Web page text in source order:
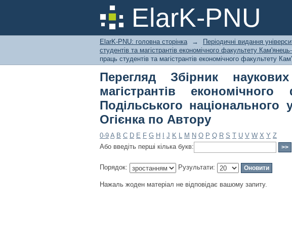
ElarK-PNU
Перегляд Збірник наукових
факультету Кам'янець-
Огієнка по Автору
ElarK-PNU: головна сторінка → Періодичні видання
студентів та магістрантів економічного факультету
праць студентів та магістрантів економічного факультету
Перегляд Збірник
магістрантів
Подільського національного
Огієнка по Автору
0-9 A B C D E F G H J K L M N O P Q R S T U V W X Y Z
Або введіть перші кілька букв:
Порядок: Рузультати:
Нажаль жоден матеріал не відповідає вашому запиту.